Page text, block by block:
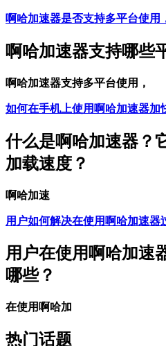
啊哈加速器是否支持多平台使用
啊哈加速器支持哪些
啊哈加速器支持多平台使用，
如何在手机上使用啊哈加速器加
什么是啊哈加速器？
加载速度？
啊哈加速
用户如何解决在使用啊哈加速器
用户在使用啊哈加速
哪些？
在使用啊哈加
热门话题